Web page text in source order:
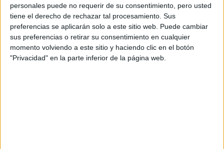
personales puede no requerir de su consentimiento, pero usted
tiene el derecho de rechazar tal procesamiento. Sus
preferencias se aplicarán solo a este sitio web. Puede cambiar
sus preferencias o retirar su consentimiento en cualquier
momento volviendo a este sitio y haciendo clic en el botón
"Privacidad" en la parte inferior de la página web.
Términos y Condiciones de Uso
Aceptolos Términos y Condicionesde uso*